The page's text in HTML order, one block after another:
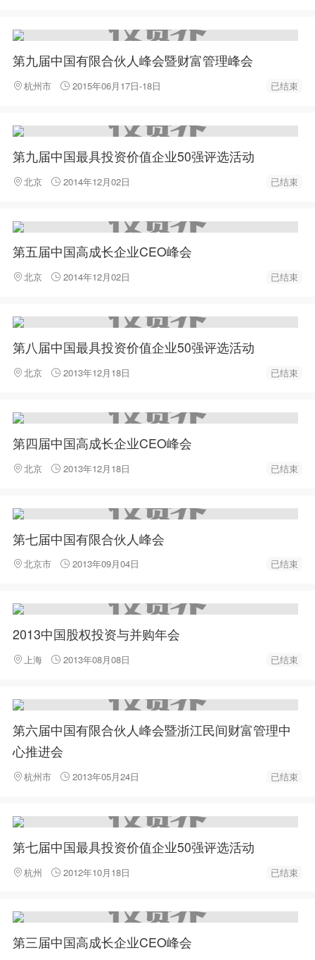
第九届中国有限合伙人峰会暨财富管理峰会
已结束
杭州市 2015年06月17日-18日
第九届中国最具投资价值企业50强评选活动
已结束
北京 2014年12月02日
第五届中国高成长企业CEO峰会
已结束
北京 2014年12月02日
第八届中国最具投资价值企业50强评选活动
已结束
北京 2013年12月18日
第四届中国高成长企业CEO峰会
已结束
北京 2013年12月18日
第七届中国有限合伙人峰会
已结束
北京市 2013年09月04日
2013中国股权投资与并购年会
已结束
上海 2013年08月08日
第六届中国有限合伙人峰会暨浙江民间财富管理中
心推进会
已结束
杭州市 2013年05月24日
第七届中国最具投资价值企业50强评选活动
已结束
杭州 2012年10月18日
第三届中国高成长企业CEO峰会